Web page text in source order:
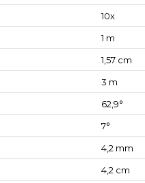
10x
1 m
1,57 cm
3 m
62,9°
7°
4,2 mm
4,2 cm